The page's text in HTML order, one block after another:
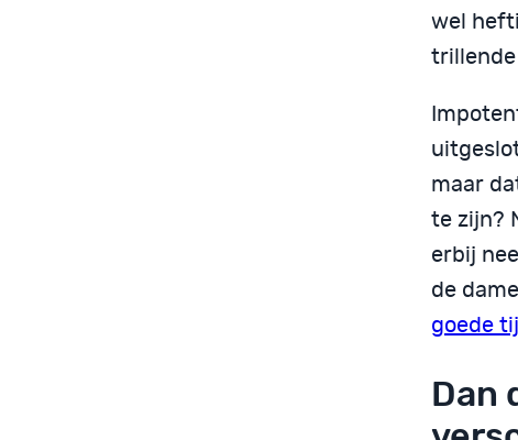
wel
trillende
maar
te zijn?
erbij
de
goede
Dan